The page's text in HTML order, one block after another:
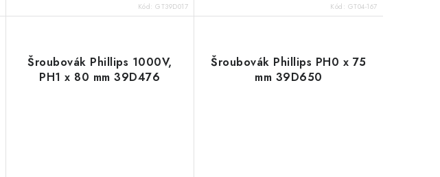
Kód:GT39D017 Kód: GT04-167
Šroubovák Phillips 1000V,
PH1 x 80 mm 39D476
Šroubovák Phillips PH0 x 75
mm 39D650